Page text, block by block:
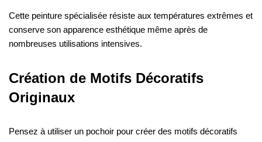
Cette peinture spécialisée résiste aux températures extrêmes et
conserve son apparence esthétique même après de
nombreuses utilisations intensives.
Création de Motifs Décoratifs
Originaux
Pensez à utiliser un pochoir pour créer des motifs décoratifs